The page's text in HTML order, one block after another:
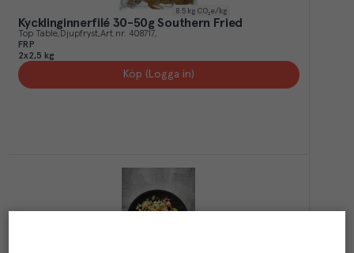
8.5 kg CO₂e/kg
Kycklinginnerfilé 30-50g Southern Fried
Top Table Djupfryst Art.nr. 408717
FRP
2x2,5 kg
Köp (Logga in)